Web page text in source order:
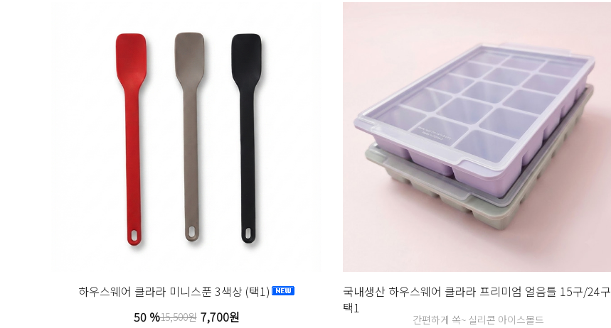
하우스웨어 클라라 미니스푼 3색상 (택1)
50 %15,500원 7,700원
국내생산 하우스웨어 클라라 프리미엄 얼음틀 15구/24구
택1
간편하게 쏙~ 실리콘 아이스몰드